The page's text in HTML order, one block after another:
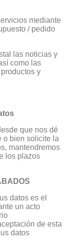
mediante
/ pedido
las noticias y
como las
y
que nos dé
o bien solicite la
mantendremos
los plazos
datos es el
un acto
de esta
datos